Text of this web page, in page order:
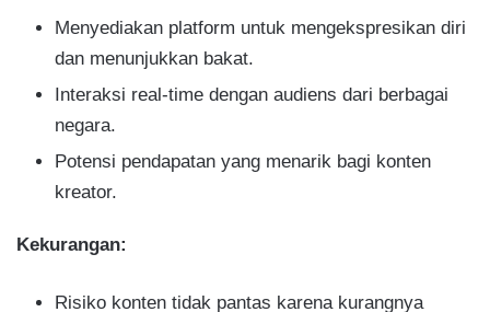
Menyediakan platform untuk mengekspresikan diri
dan menunjukkan bakat.
Interaksi real-time dengan audiens dari berbagai
negara.
Potensi pendapatan yang menarik bagi konten
kreator.
Kekurangan:
Risiko konten tidak pantas karena kurangnya